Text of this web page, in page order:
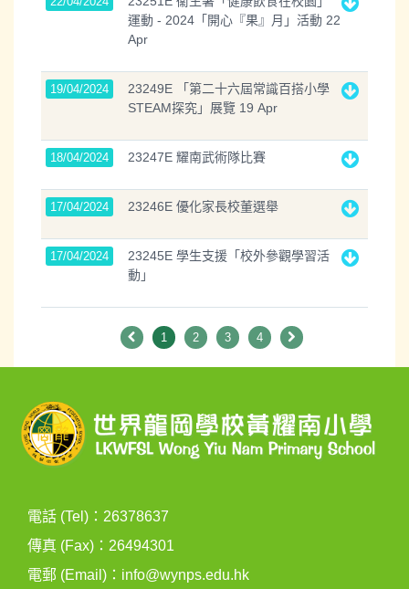
運動 - 2024「開心『果』月」活動 22
Apr
19/04/2024
23249E 「第二十六屆常識百搭小學
STEAM探究」展覽 19 Apr
18/04/2024 23247E 耀南武術隊比賽
17/04/2024 23246E 優化家長校董選舉
17/04/2024
23245E 學生支援「校外參觀學習活
動」
1 2 3 4
電話 (Tel)：26378637
傳真 (Fax)：26494301
電郵 (Email)： info@wynps.edu.hk